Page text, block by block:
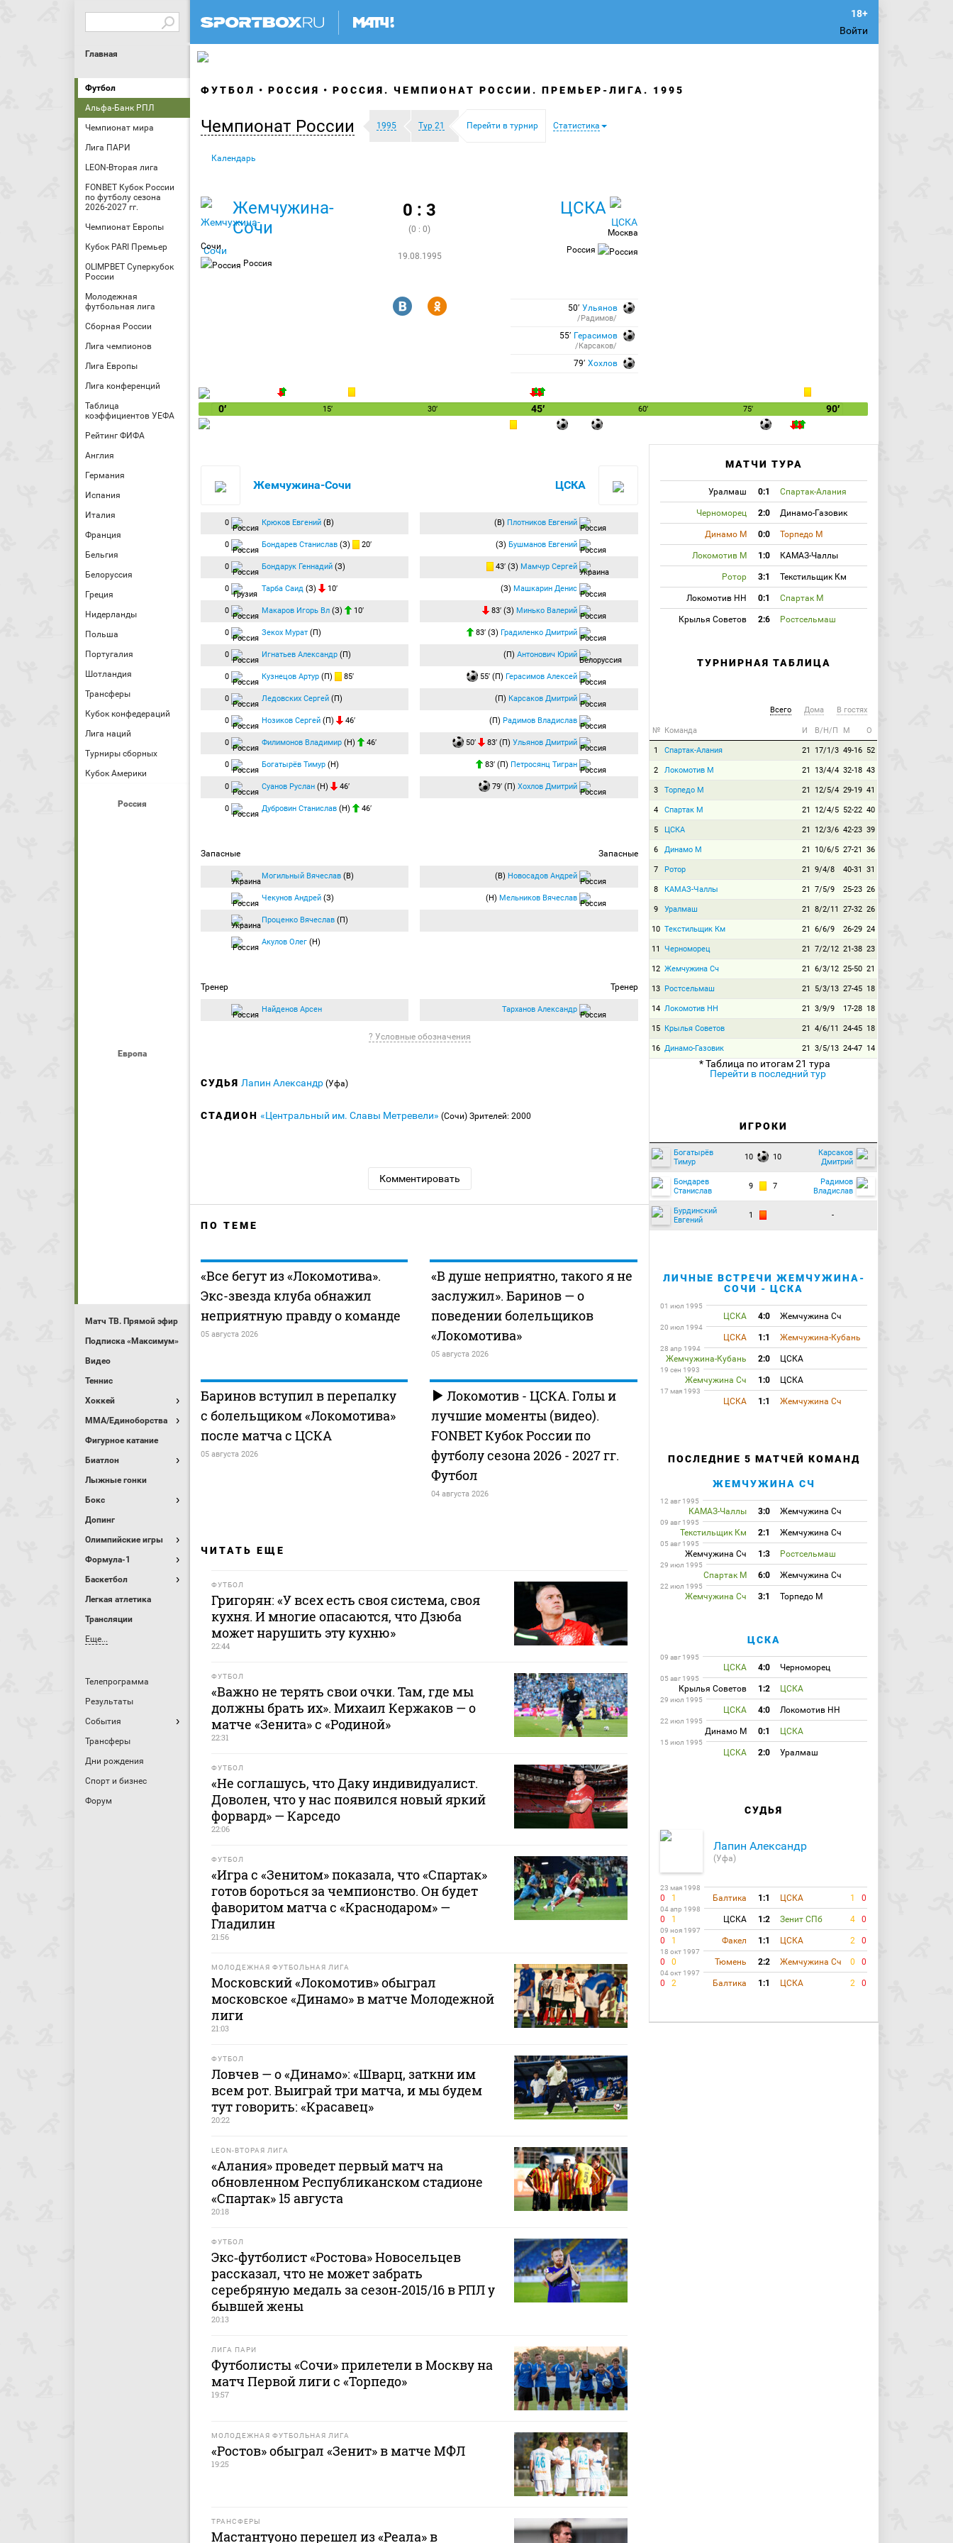
Войти
Главная
Футбол
Альфа-Банк РПЛ
Чемпионат мира
Лига ПАРИ
LEON-Вторая лига
FONBET Кубок России
по футболу сезона
2026-2027 гг.
Чемпионат Европы
Кубок PARI Премьер
OLIMPBET Суперкубок
России
Молодежная
футбольная лига
Сборная России
Лига чемпионов
Лига Европы
Лига конференций
Таблица
коэффициентов УЕФА
Рейтинг ФИФА
Англия
Германия
Испания
Италия
Франция
Бельгия
Белоруссия
Греция
Нидерланды
Польша
Португалия
Шотландия
Трансферы
Кубок конфедераций
Лига наций
Турниры сборных
Кубок Америки
Россия
Европа
Матч ТВ. Прямой эфир
Подписка «Максимум»
Видео
Теннис
Хоккей
MMA/Единоборства
Фигурное катание
Биатлон
Лыжные гонки
Бокс
Допинг
Олимпийские игры
Формула-1
Баскетбол
Легкая атлетика
Трансляции
Еще...
Телепрограмма
Результаты
События
Трансферы
Дни рождения
Спорт и бизнес
Форум
ФУТБОЛ РОССИЯ РОССИЯ. ЧЕМПИОНАТ РОССИИ. ПРЕМЬЕР-ЛИГА. 1995
Чемпионат России 1995 Тур 21 Перейти в турнир Статистика
Календарь
Жемчужина-
Сочи
Сочи
Россия
0 : 3
(0 : 0)
19.08.1995
ЦСКА
Москва
Россия
R Y 50′Ульянов
/Радимов/
55′ Герасимов
/Карсаков/
79′Хохлов
0′ 15′ 30′ 45′ 60′ 75′ 90′
Жемчужина-Сочи
0 Крюков Евгений (В)
0 Бондарев Станислав (З) 20′
0 Бондарук Геннадий (З)
0 Тарба Саид (З) 10′
0 Макаров Игорь Вл (З) 10′
0 Зекох Мурат (П)
0 Игнатьев Александр (П)
0 Кузнецов Артур (П) 85′
0 Ледовских Сергей (П)
0 Нозиков Сергей (П) 46′
0 Филимонов Владимир (Н) 46′
0 Богатырёв Тимур (Н)
0 Суанов Руслан (Н) 46′
0 Дубровин Станислав (Н) 46′
Запасные
Могильный Вячеслав (В)
Чекунов Андрей (З)
Проценко Вячеслав (П)
Акулов Олег (Н)
Тренер
Найденов Арсен
ЦСКА
(В) Плотников Евгений
(З) Бушманов Евгений
43′ (З) Мамчур Сергей
(З) Машкарин Денис
83′ (З) Минько Валерий
83′ (З) Градиленко Дмитрий
(П) Антонович Юрий
55′ (П) Герасимов Алексей
(П) Карсаков Дмитрий
(П) Радимов Владислав
50′ 83′ (П) Ульянов Дмитрий
83′ (П) Петросянц Тигран
79′ (П) Хохлов Дмитрий
Запасные
(В) Новосадов Андрей
(Н) Мельников Вячеслав
Тренер
Тарханов Александр
? Условные обозначения
СУДЬЯ Лапин Александр (Уфа)
СТАДИОН «Центральный им. Славы Метревели» (Сочи) Зрителей: 2000
Комментировать
ПО ТЕМЕ
«Все бегут из «Локомотива».
Экс-звезда клуба обнажил
неприятную правду о команде
05 августа 2026
«В душе неприятно, такого я не
заслужил». Баринов — о
поведении болельщиков
«Локомотива»
05 августа 2026
Баринов вступил в перепалку
с болельщиком «Локомотива»
после матча с ЦСКА
05 августа 2026
Локомотив - ЦСКА. Голы и
лучшие моменты (видео).
FONBET Кубок России по
футболу сезона 2026 - 2027 гг.
Футбол
04 августа 2026
ЧИТАТЬ ЕЩЕ
ФУТБОЛ
Григорян: «У всех есть своя система, своя
кухня. И многие опасаются, что Дзюба
может нарушить эту кухню»
22:44
ФУТБОЛ
«Важно не терять свои очки. Там, где мы
должны брать их». Михаил Кержаков — о
матче «Зенита» с «Родиной»
22:31
ФУТБОЛ
«Не соглашусь, что Даку индивидуалист.
Доволен, что у нас появился новый яркий
форвард» — Карседо
22:06
ФУТБОЛ
«Игра с «Зенитом» показала, что «Спартак»
готов бороться за чемпионство. Он будет
фаворитом матча с «Краснодаром» —
Гладилин
21:56
МОЛОДЕЖНАЯ ФУТБОЛЬНАЯ ЛИГА
Московский «Локомотив» обыграл
московское «Динамо» в матче Молодежной
лиги
21:03
ФУТБОЛ
Ловчев — о «Динамо»: «Шварц, заткни им
всем рот. Выиграй три матча, и мы будем
тут говорить: «Красавец»
20:22
LEON-ВТОРАЯ ЛИГА
«Алания» проведет первый матч на
обновленном Республиканском стадионе
«Спартак» 15 августа
20:18
ФУТБОЛ
Экс‑футболист «Ростова» Новосельцев
рассказал, что не может забрать
серебряную медаль за сезон‑2015/16 в РПЛ у
бывшей жены
20:13
ЛИГА ПАРИ
Футболисты «Сочи» прилетели в Москву на
матч Первой лиги с «Торпедо»
19:57
МОЛОДЕЖНАЯ ФУТБОЛЬНАЯ ЛИГА
«Ростов» обыграл «Зенит» в матче МФЛ
19:25
ТРАНСФЕРЫ
Мастантуоно перешел из «Реала» в
МАТЧИ ТУРА
Уралмаш 0:1 Спартак-Алания
Черноморец 2:0 Динамо-Газовик
Динамо М 0:0 Торпедо М
Локомотив М 1:0 КАМАЗ-Чаллы
Ротор 3:1 Текстильщик Км
Локомотив НН 0:1 Спартак М
Крылья Советов 2:6 Ростсельмаш
ТУРНИРНАЯ ТАБЛИЦА
Всего Дома В гостях
№ Команда И В/Н/П М О
1 Спартак-Алания 21 17/1/3 49-16 52
2 Локомотив М 21 13/4/4 32-18 43
3 Торпедо М 21 12/5/4 29-19 41
4 Спартак М 21 12/4/5 52-22 40
5 ЦСКА 21 12/3/6 42-23 39
6 Динамо М 21 10/6/5 27-21 36
7 Ротор 21 9/4/8 40-31 31
8 КАМАЗ-Чаллы 21 7/5/9 25-23 26
9 Уралмаш 21 8/2/11 27-32 26
10 Текстильщик Км 21 6/6/9 26-29 24
11 Черноморец 21 7/2/12 21-38 23
12 Жемчужина Сч 21 6/3/12 25-50 21
13 Ростсельмаш 21 5/3/13 27-45 18
14 Локомотив НН 21 3/9/9 17-28 18
15 Крылья Советов 21 4/6/11 24-45 18
16 Динамо-Газовик 21 3/5/13 24-47 14
* Таблица по итогам 21 тура
Перейти в последний тур
ИГРОКИ
Богатырёв
Тимур
10 10
Карсаков
Дмитрий
Бондарев
Станислав
9 7
Радимов
Владислав
Бурдинский
Евгений
1 -
ЛИЧНЫЕ ВСТРЕЧИ ЖЕМЧУЖИНА-
СОЧИ - ЦСКА
01 июл 1995
ЦСКА 4:0 Жемчужина Сч
20 июл 1994
ЦСКА 1:1 Жемчужина-Кубань
28 апр 1994
Жемчужина-Кубань 2:0 ЦСКА
19 сен 1993
Жемчужина Сч 1:0 ЦСКА
17 мая 1993
ЦСКА 1:1 Жемчужина Сч
ПОСЛЕДНИЕ 5 МАТЧЕЙ КОМАНД
ЖЕМЧУЖИНА СЧ
12 авг 1995
КАМАЗ-Чаллы 3:0 Жемчужина Сч
09 авг 1995
Текстильщик Км 2:1 Жемчужина Сч
05 авг 1995
Жемчужина Сч 1:3 Ростсельмаш
29 июл 1995
Спартак М 6:0 Жемчужина Сч
22 июл 1995
Жемчужина Сч 3:1 Торпедо М
ЦСКА
09 авг 1995
ЦСКА 4:0 Черноморец
05 авг 1995
Крылья Советов 1:2 ЦСКА
29 июл 1995
ЦСКА 4:0 Локомотив НН
22 июл 1995
Динамо М 0:1 ЦСКА
15 июл 1995
ЦСКА 2:0 Уралмаш
СУДЬЯ
Лапин Александр
(Уфа)
23 мая 1998
0 1 Балтика 1:1 ЦСКА 1 0
04 апр 1998
0 1 ЦСКА 1:2 Зенит СПб 4 0
09 ноя 1997
0 1 Факел 1:1 ЦСКА 2 0
18 окт 1997
0 0 Тюмень 2:2 Жемчужина Сч 0 0
04 окт 1997
0 2 Балтика 1:1 ЦСКА 2 0